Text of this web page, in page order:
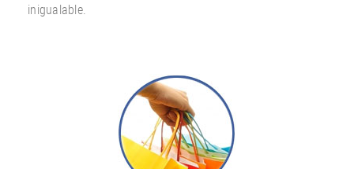
inigualable.